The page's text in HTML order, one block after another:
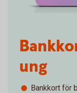
ung
Bankkort för